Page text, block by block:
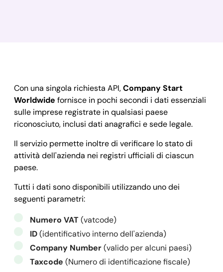
Con una singola richiesta API,Company Start
Worldwide fornisce in pochi secondi i dati essenziali
sulle imprese registrate in qualsiasi paese
riconosciuto, inclusi dati anagrafici e sede legale.
Il servizio permette inoltre di verificare lo stato di
attività dell'azienda nei registri ufficiali di ciascun
paese.
Tutti i dati sono disponibili utilizzando uno dei
seguenti parametri:
Numero VAT(vatcode)
ID(identificativo interno dell'azienda)
Company Number(valido per alcuni paesi)
Taxcode (Numero di identificazione fiscale)